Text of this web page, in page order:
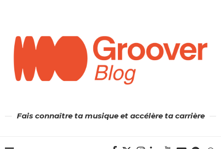
Fais connaître ta musique et accélère ta carrière